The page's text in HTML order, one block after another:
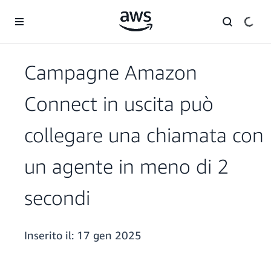
Campagne Amazon
Connect in uscita può
collegare una chiamata con
un agente in meno di 2
secondi
Inserito il: 17 gen 2025